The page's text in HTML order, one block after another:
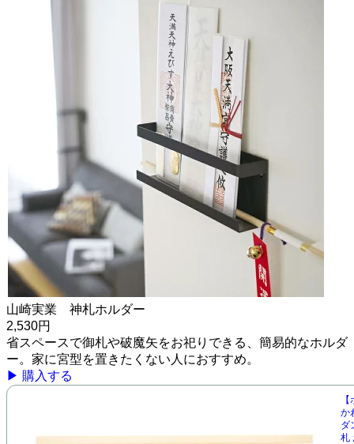
山崎実業 神札ホルダー
2,530円
省スペースで御札や破魔矢をお祀りできる、簡易的なホルダ
ー。家に宮型を置きたくない人におすすめ。
▶ 購入する
か
ダ
札